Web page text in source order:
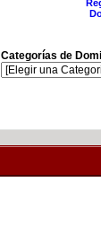
Categorías de